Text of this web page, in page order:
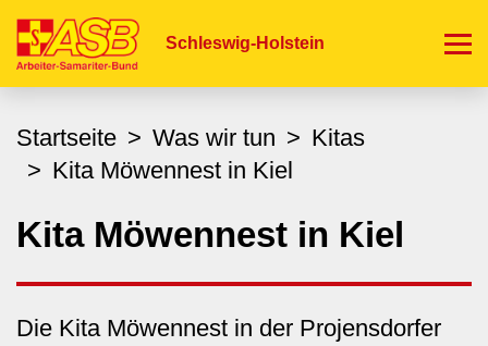
zum
Schleswig-Holstein
Startseite Was wir tun
Kitas
Kita Möwennest in Kiel
Kita Möwennest in Kiel
Die Kita Möwennest in der Projensdorfer